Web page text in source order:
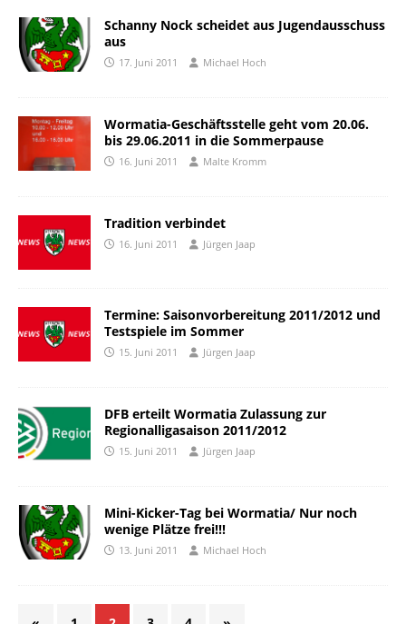
Schanny Nock scheidet aus Jugendausschuss
aus
17. Juni 2011 Michael Hoch
Wormatia-Geschäftsstelle geht vom 20.06.
bis 29.06.2011 in die Sommerpause
16. Juni 2011 Malte Kromm
Tradition verbindet
16. Juni 2011 Jürgen Jaap
Termine: Saisonvorbereitung 2011/2012 und
Testspiele im Sommer
15. Juni 2011 Jürgen Jaap
DFB erteilt Wormatia Zulassung zur
Regionalligasaison 2011/2012
15. Juni 2011 Jürgen Jaap
Mini-Kicker-Tag bei Wormatia/ Nur noch
wenige Plätze frei!!!
13. Juni 2011 Michael Hoch